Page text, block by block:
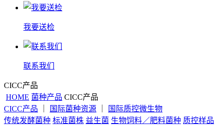
我要送检
联系我们
CICC产品
HOME 菌种产品 CICC产品
CICC产品
国际菌种资源
国际质控微生物
传统发酵菌种 标准菌株 益生菌 生物饲料／肥料菌种 质控样品